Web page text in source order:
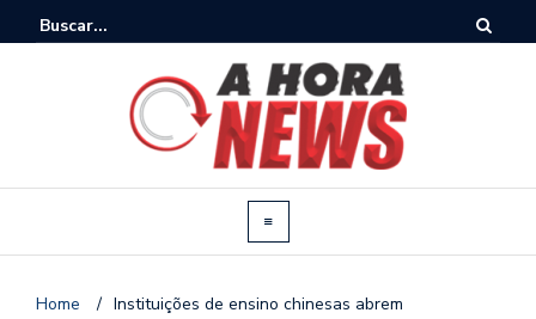
Home / Instituições de ensino chinesas abrem